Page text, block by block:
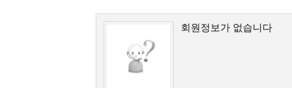
회원정보가 없습니다